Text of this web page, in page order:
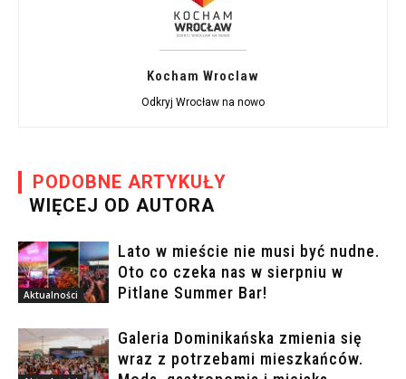
Kocham Wroclaw
Odkryj Wrocław na nowo
PODOBNE ARTYKUŁY
WIĘCEJ OD AUTORA
Aktualności
Lato w mieście nie musi być nudne.
Oto co czeka nas w sierpniu w
Pitlane Summer Bar!
Galeria Dominikańska zmienia się
wraz z potrzebami mieszkańców.